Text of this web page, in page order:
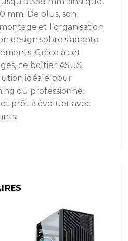
mm. De plus, son
et l’organisation
design sobre s’adapte
Grâce à cet
ce boîtier ASUS
idéale pour
ou professionnel
prêt à évoluer avec